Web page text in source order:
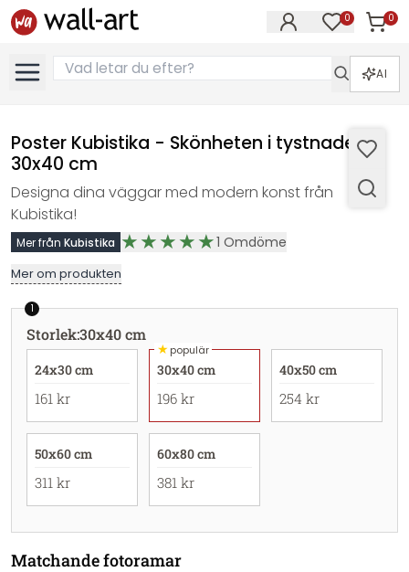
0 0
AI
Poster Kubistika - Skönheten i tystnaden -
30x40 cm
Designa dina väggar med modern konst från
Kubistika!
Mer från Kubistika 1 Omdöme
Mer om produkten
1
Storlek:30x40 cm
24x30 cm
161 kr
★populär
30x40 cm
196 kr
40x50 cm
254 kr
50x60 cm
311 kr
60x80 cm
381 kr
Matchande fotoramar